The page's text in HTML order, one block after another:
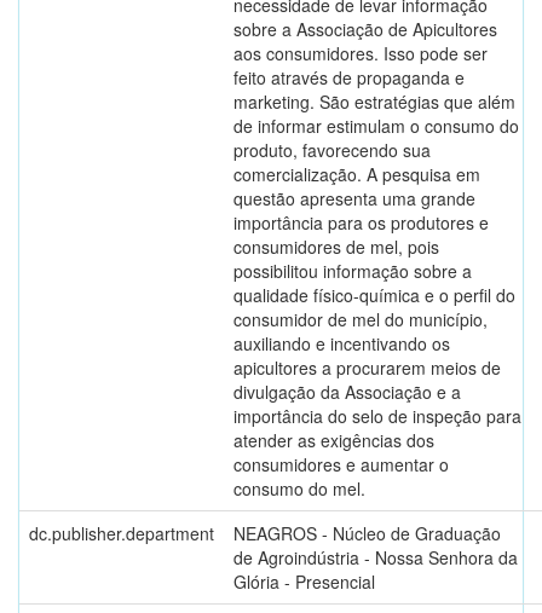
necessidade de levar informação
sobre a Associação de Apicultores
aos consumidores. Isso pode ser
feito através de propaganda e
marketing. São estratégias que além
de informar estimulam o consumo do
produto, favorecendo sua
comercialização. A pesquisa em
questão apresenta uma grande
importância para os produtores e
consumidores de mel, pois
possibilitou informação sobre a
qualidade físico-química e o perfil do
consumidor de mel do município,
auxiliando e incentivando os
apicultores a procurarem meios de
divulgação da Associação e a
importância do selo de inspeção para
atender as exigências dos
consumidores e aumentar o
consumo do mel.
dc.publisher.department
NEAGROS - Núcleo de Graduação
de Agroindústria - Nossa Senhora da
Glória - Presencial